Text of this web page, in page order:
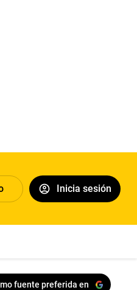
Inicia sesión
fuente preferida en